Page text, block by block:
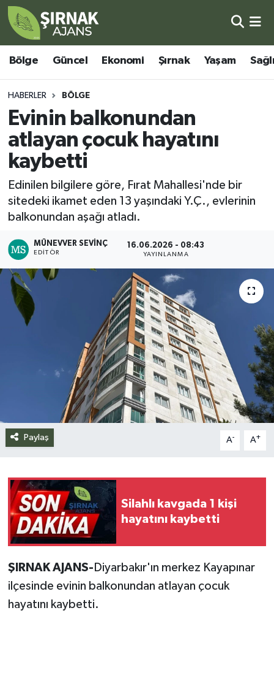
Bölge Güncel Ekonomi Şırnak Yaşam
HABERLER BÖLGE
Evinin balkonundan
atlayan çocuk hayatını
kaybetti
Edinilen bilgilere göre, Fırat Mahallesi'nde bir
sitedeki ikamet eden 13 yaşındaki Y.Ç., evlerinin
balkonundan aşağı atladı.
MÜNEVVER SEVINÇ
EDITÖR
16.06.2026 - 08:43
YAYINLANMA
Paylaş A- A+
Silahlı kavgada 1 kişi
hayatını kaybetti
ŞIRNAK AJANS- Diyarbakır'ın merkez Kayapınar
ilçesinde evinin balkonundan atlayan çocuk
hayatını kaybetti.
Bölge
Güncel
Ekonomi
Şırnak
Yaşam
Sağlık
Siyaset
Teknoloji
Yazarlar
Şırnak Nöbetçi Eczaneler
Şırnak Hava Durumu
Şirnak Namaz Vakitleri
Şırnak Trafik Yoğunluk Haritası
Süper Lig Puan Durumu ve Fikstür
Tüm Manşetler